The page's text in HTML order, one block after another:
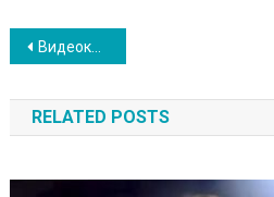
Навигация
по
записям
Видеоклип Аллы Пугачевой с участием детей, Лизы и Гарри Галкиных: очень мило
RELATED POSTS